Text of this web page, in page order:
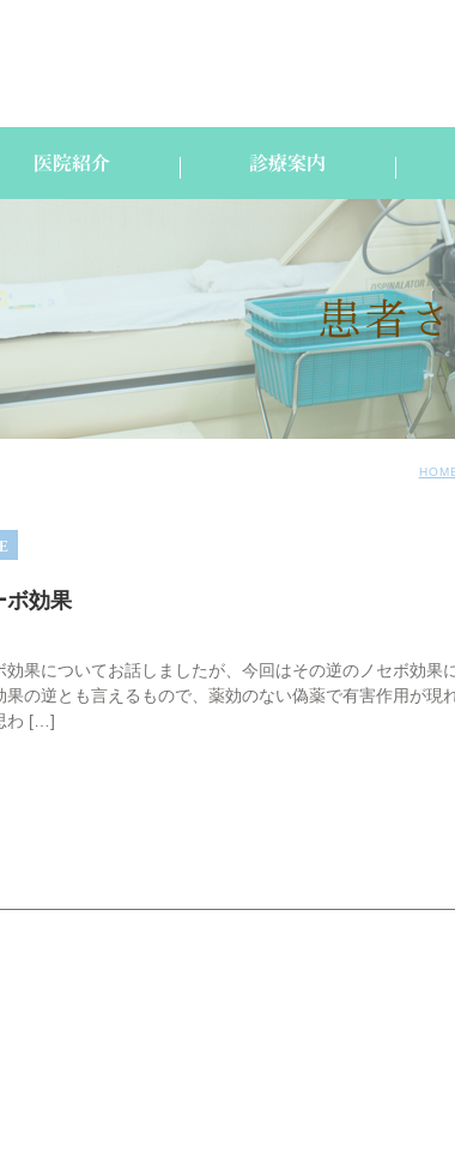
医院紹介
タッフ紹介
診療案内
患者
ボ効果
果についてお話しましたが、今回はその逆のノセボ効果
果の逆とも言えるもので、薬効のない偽薬で有害作用が現
わ […]